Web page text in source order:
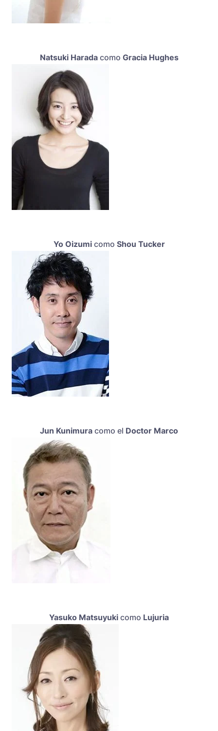
Natsuki Haradacomo Gracia Hughes
Yo Oizumicomo Shou Tucker
Jun Kunimura como el Doctor Marco
Yasuko Matsuyuki como Lujuria